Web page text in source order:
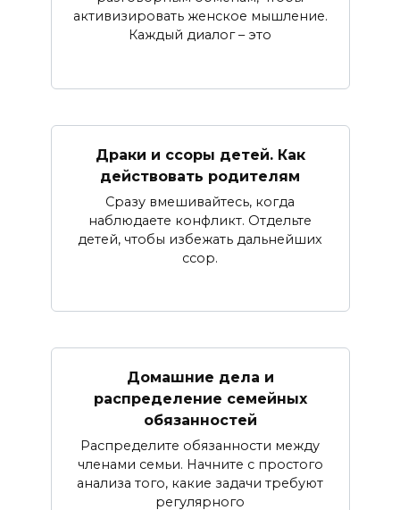
активизировать женское мышление.
Каждый диалог – это
Драки и ссоры детей. Как
действовать родителям
Сразу вмешивайтесь, когда
наблюдаете конфликт. Отдельте
детей, чтобы избежать дальнейших
ссор.
Домашние дела и
распределение семейных
обязанностей
Распределите обязанности между
членами семьи. Начните с простого
анализа того, какие задачи требуют
регулярного